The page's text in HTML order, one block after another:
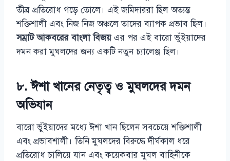
তীব্র প্রতিরোধ গড়ে তোলে। এই জমিদাররা ছিল অত্যন্ত
শক্তিশালী এবং নিজ নিজ অঞ্চলে তাদের ব্যাপক প্রভাব ছিল।
সম্রাট আকবরের বাংলা বিজয়এর পর এই বারো ভুঁইয়াদের
দমন করা মুঘলদের জন্য একটি নতুন চ্যালেঞ্জ ছিল।
৮. ঈশা খানের নেতৃত্ব ও মুঘলদের দমন
অভিযান
বারো ভুঁইয়াদের মধ্যে ঈশা খান ছিলেন সবচেয়ে শক্তিশালী
এবং প্রভাবশালী। তিনি মুঘলদের বিরুদ্ধে দীর্ঘকাল ধরে
প্রতিরোধ চালিয়ে যান এবং কয়েকবার মুঘল বাহিনীকে